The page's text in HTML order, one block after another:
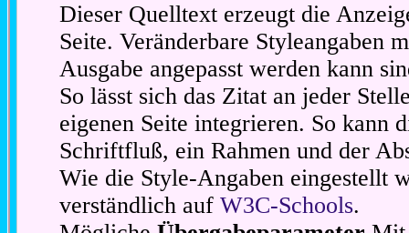
Dieser Quelltext erzeugt die
Seite. Veränderbare Styleangaben
Ausgabe angepasst werden kann
So lässt sich das Zitat an jeder
eigenen Seite integrieren. So kann
Schriftfluß, ein Rahmen und der
Wie die Style-Angaben eingestellt
verständlich aufW3C-Schools.